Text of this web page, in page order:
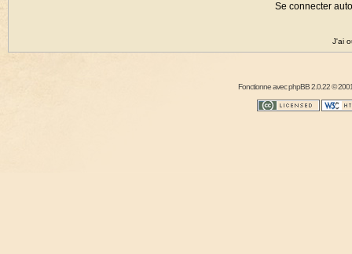
Se connecter
J'ai
Fonctionne avecphpBB2.0.22 ©